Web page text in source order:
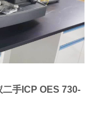
手ICP OES 730-